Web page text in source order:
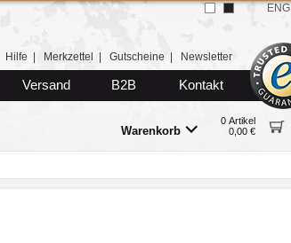
Hilfe Merkzettel Gutscheine Newsletter
Versand B2B Kontakt
Warenkorb
0 Artikel
0,00 €
ENG